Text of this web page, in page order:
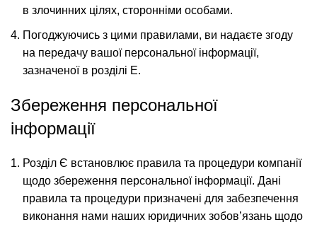
в злочинних цілях, сторонніми особами.
Погоджуючись з цими правилами, ви надаєте згоду
на передачу вашої персональної інформації,
зазначеної в розділі Е.
Збереження персональної
інформації
Розділ Є встановлює правила та процедури компанії
щодо збереження персональної інформації. Дані
правила та процедури призначені для забезпечення
виконання нами наших юридичних зобов’язань щодо